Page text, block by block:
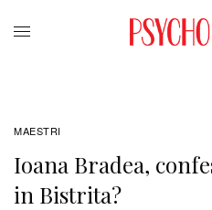
MAESTRI
Ioana Bradea,
in Bistrita?